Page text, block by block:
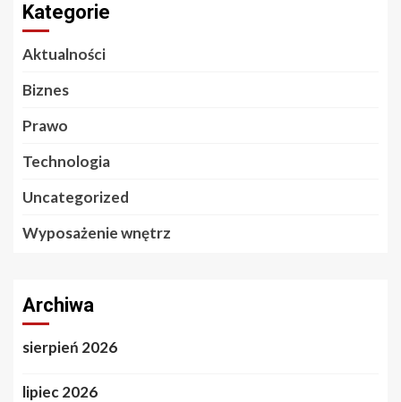
Kategorie
Aktualności
Biznes
Prawo
Technologia
Uncategorized
Wyposażenie wnętrz
Archiwa
sierpień 2026
lipiec 2026